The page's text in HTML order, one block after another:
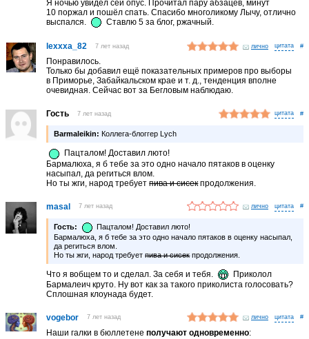
Я ночью увидел сей опус. Прочитал пару абзацев, минут
10 поржал и пошёл спать. Спасибо многоликому Лычу, отлично
выспался.
Ставлю 5 за блог, ржачный.
lexxxa_82 7 лет назад лично #
Понравилось.
Только бы добавил ещё показательных примеров про выборы
в Приморье, Забайкальском крае и т. д., тенденция вполне
очевидная. Сейчас вот за Бегловым наблюдаю.
Гость 7 лет назад #
Barmaleikin: Коллега-блоггер Lych
Пацталом! Доставил люто!
Бармалюха, я б тебе за это одно начало пятаков в оценку
насыпал, да региться влом.
Но ты жги, народ требуетпива и сисекпродолжения.
masal 7 лет назад лично #
Гость:
Пацталом! Доставил люто!
Бармалюха, я б тебе за это одно начало пятаков в оценку насыпал,
да региться влом.
Но ты жги, народ требуетпива и сисекпродолжения.
Что я вобщем то и сделал. За себя и тебя.
Приколол
Бармалеич круто. Ну вот как за такого приколиста голосовать?
Сплошная клоунада будет.
vogebor 7 лет назад лично #
Наши галки в бюллетенеполучают одновременно: